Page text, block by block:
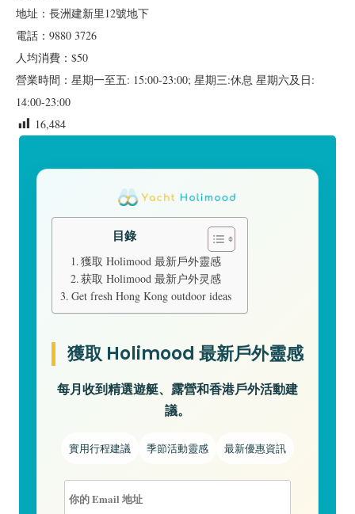
地址：長洲建新里12號地下
電話：9880 3726
人均消費：$50
營業時間：星期一至五: 15:00-23:00; 星期三:休息 星期六及日:
14:00-23:00
16,484
目錄
獲取 Holimood 最新戶外靈感
获取 Holimood 最新户外灵感
Get fresh Hong Kong outdoor ideas
獲取 Holimood 最新戶外靈感
每月收到精選遊艇、露營和香港戶外活動建
議。
實用行程建議 季節活動靈感 最新優惠資訊